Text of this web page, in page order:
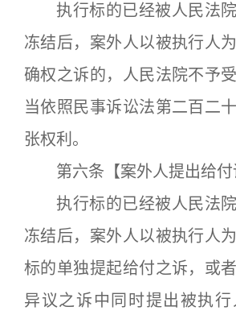
执行标的已经被人民法院
冻结后，案外人以被执行人
确权之诉的，人民法院不予
当依照民事诉讼法第二百二
张权利。
第六条【案外人提出给付
执行标的已经被人民法院
冻结后，案外人以被执行人
标的单独提起给付之诉，或
异议之诉中同时提出被执